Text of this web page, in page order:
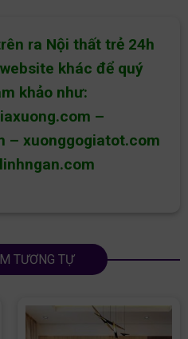
ra Nội thất trẻ 24h
khác để quý
khảo như:
–
– xuonggogiatot.com
TƯƠNG TỰ